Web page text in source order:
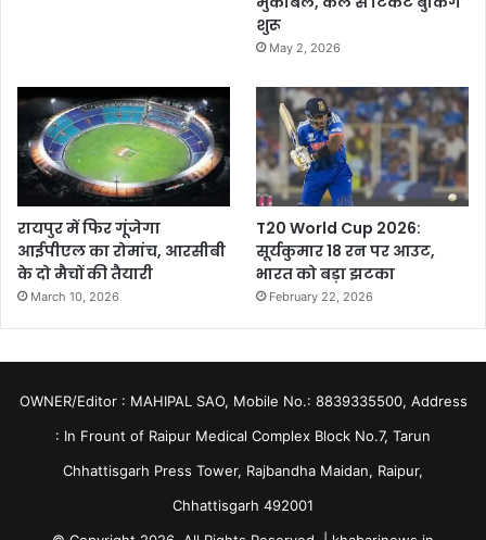
शुरू
May 2, 2026
रायपुर में फिर गूंजेगा
आईपीएल का रोमांच, आरसीबी
के दो मैचों की तैयारी
March 10, 2026
T20 World Cup 2026:
सूर्यकुमार 18 रन पर आउट,
भारत को बड़ा झटका
February 22, 2026
OWNER/Editor : MAHIPAL SAO, Mobile No.: 8839335500, Address
: In Frount of Raipur Medical Complex Block No.7, Tarun
Chhattisgarh Press Tower, Rajbandha Maidan, Raipur,
Chhattisgarh 492001